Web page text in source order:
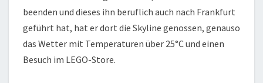
beenden und dieses ihn beruflich auch nach Frankfurt
geführt hat, hat er dort die Skyline genossen, genauso
das Wetter mit Temperaturen über 25°C und einen
Besuch im LEGO-Store.